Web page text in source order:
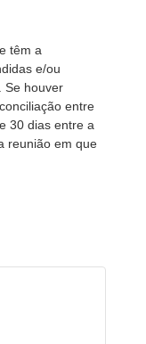
têm a
e/ou
Se houver
entre
30 dias entre a
reunião em que